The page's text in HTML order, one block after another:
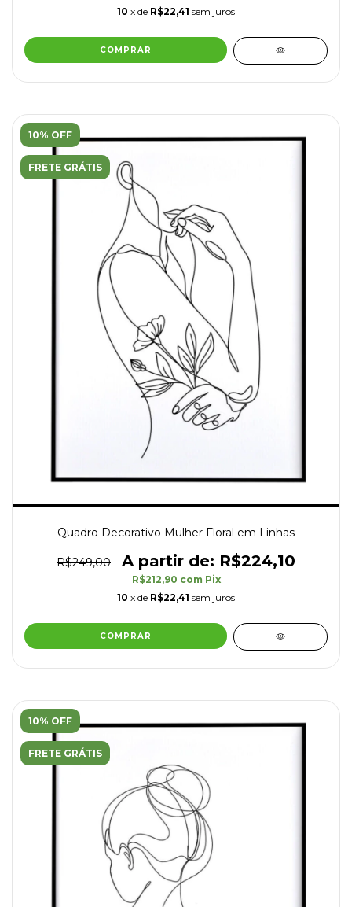
10 x de R$22,41 sem juros
COMPRAR
10% OFF
FRETE GRÁTIS
Quadro Decorativo Mulher Floral em Linhas
R$249,00 R$224,10
R$212,90 com Pix
10 x de R$22,41 sem juros
COMPRAR
10% OFF
FRETE GRÁTIS